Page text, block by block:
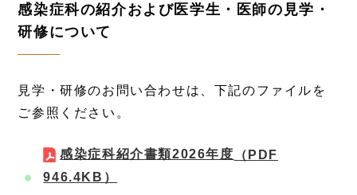
感染症科の紹介および医学生・医師の見学・
研修について
見学・研修のお問い合わせは、下記のファイルを
ご参照ください。
感染症科紹介書類2026年度 （PDF
946.4KB）